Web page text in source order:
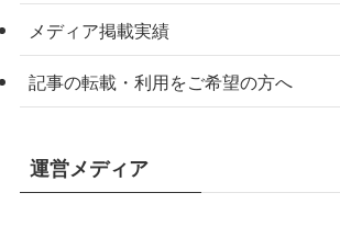
メディア掲載実績
記事の転載・利用をご希望の方へ
運営メディア